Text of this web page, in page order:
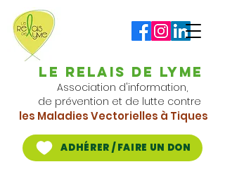
ADHÉRER / FAIRE UN DON
Le RELAIS DE LYME
Association d'information,
de prévention et de lutte contre
les Maladies Vectorielles à Tiques